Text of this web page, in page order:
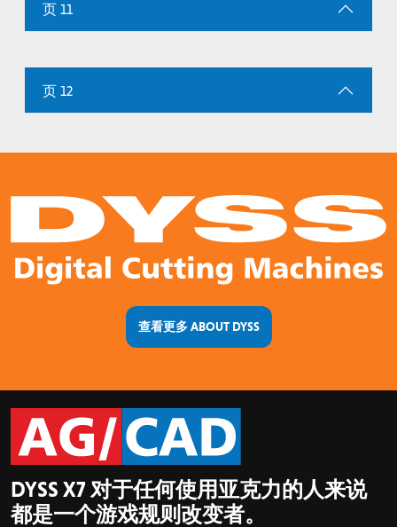
页 11
页 12
查看更多 ABOUT DYSS
DYSS X7 对于任何使用亚克力的人来说
都是一个游戏规则改变者。